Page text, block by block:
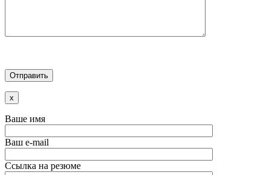
x
Ваше имя
Ваш e-mail
Ссылка на резюме